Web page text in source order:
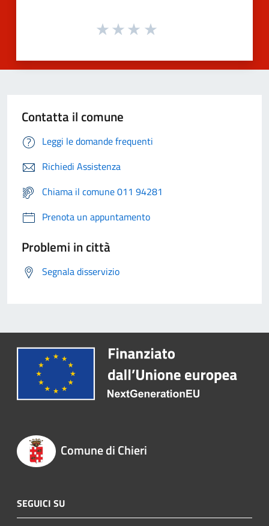
Contatta il comune
Leggi le domande frequenti
Richiedi Assistenza
Chiama il comune 011 94281
Prenota un appuntamento
Problemi in città
Segnala disservizio
Comune di Chieri
SEGUICI SU